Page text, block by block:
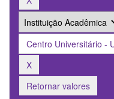
Retornar valores